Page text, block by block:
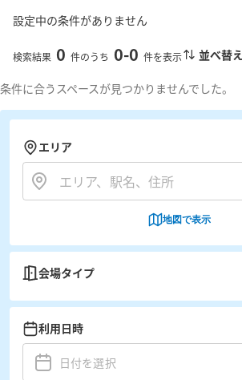
設定中の条件がありません
検索結果 0 件のうち 0-0 件を表示 並べ替え
条件に合うスペースが見つかりませんでした。
エリア
地図で表示
会場タイプ
利用日時